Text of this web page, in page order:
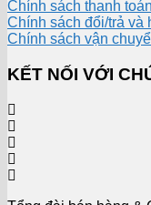
Chính sách thanh toán
Chính sách đổi/trả và
Chính sách vận
KẾT NỐI VỚI